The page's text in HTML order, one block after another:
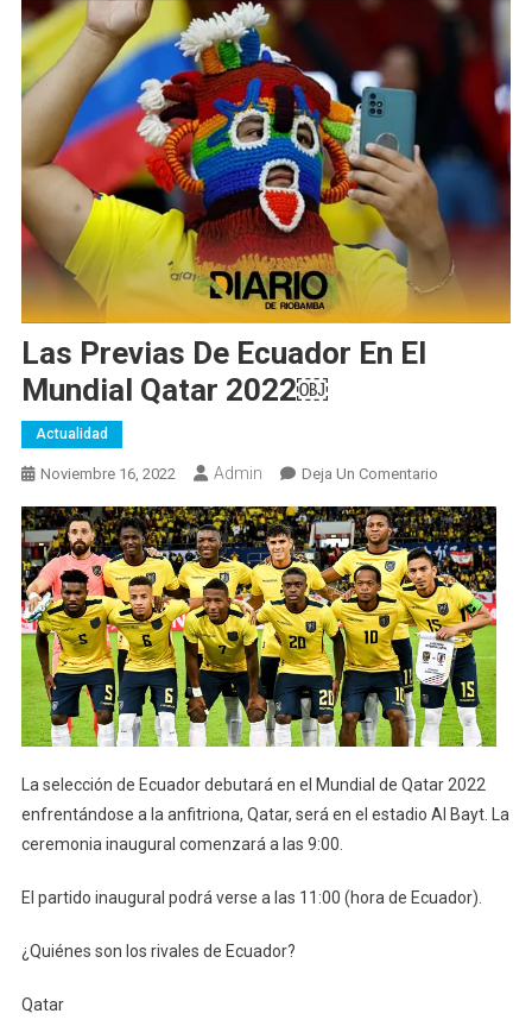
Las Previas De Ecuador En El
Mundial Qatar 2022￼
Actualidad
Noviembre 16, 2022 Admin Deja Un ComentarioEn
Previas
De
Ecuador
En
El
Mundial
Qatar
2022
￼
La selección de Ecuador debutará en el Mundial de Qatar 2022
enfrentándose a la anfitriona, Qatar, será en el estadio Al Bayt. La
ceremonia inaugural comenzará a las 9:00.
El partido inaugural podrá verse a las 11:00 (hora de Ecuador).
¿Quiénes son los rivales de Ecuador?
Qatar